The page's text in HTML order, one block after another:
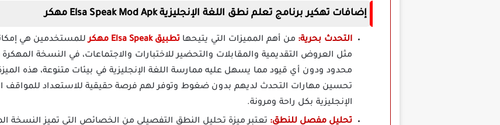
إضافات تهكير برنامج تعلم نطق اللغة الإنجليزية Elsa Speak Mod Apk مهكر
التحدث بحرية: من أهم المميزات التي يتيحها تطبيق Elsa Speak مهكر
للمستخدمين هي
مثل العروض التقديمية والمقابلات والتحضير للاختبارات والاجتماعات، في النسخة
محدود ودون أي قيود مما يسهل عليه ممارسة اللغة الإنجليزية في بيئات متنوعة، هذه الميزة
تحسين مهارات التحدث لديهم بدون ضغوط وتوفر لهم فرصة حقيقية للاستعداد للمواقف
الإنجليزية بكل راحة ومرونة.
تحليل مفصل للنطق: